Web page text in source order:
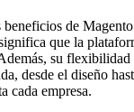
de
que la
su flexibilidad
desde el diseño
cada empresa.